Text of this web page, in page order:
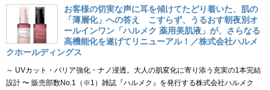
お客様の切実な声に耳を傾けてたどり着いた、肌の
「薄層化」への答え こすらず、うるおす朝夜別オ
ールインワン「ハルメク 薬用美肌液」が、さらなる
高機能化を遂げてリニューアル！／株式会社ハルメ
クホールディングス
～ UVカット・バリア強化・ナノ浸透。大人の肌変化に寄り添う充実の1本完結
設計 〜 販売部数No.1（※1）雑誌『ハルメク』を発行する株式会社ハルメク